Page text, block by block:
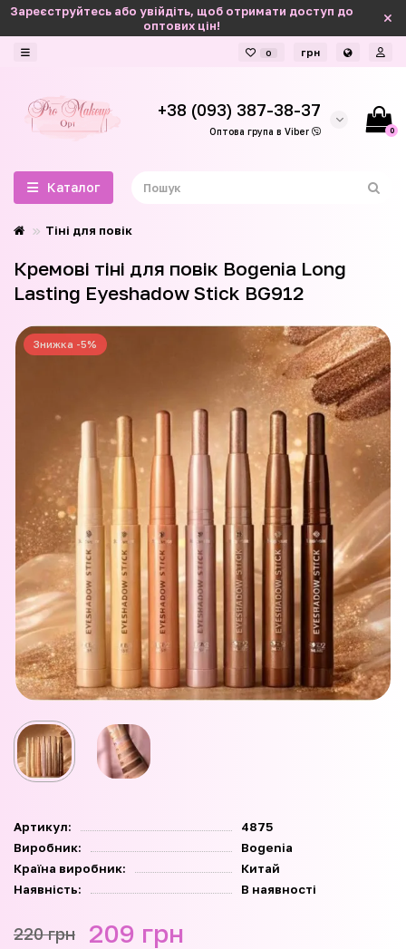
Зареєструйтесь або увійдіть, щоб отримати доступ до
оптових цін!
0 грн
+38 (093) 387-38-37
Оптова група в Viber 0
Каталог
Тіні для повік
Кремові тіні для повік Bogenia Long
Lasting Eyeshadow Stick BG912
Знижка -5%
Артикул:
4875
Виробник:
Bogenia
Країна виробник:
Китай
Наявність:
В наявності
220 грн 209 грн